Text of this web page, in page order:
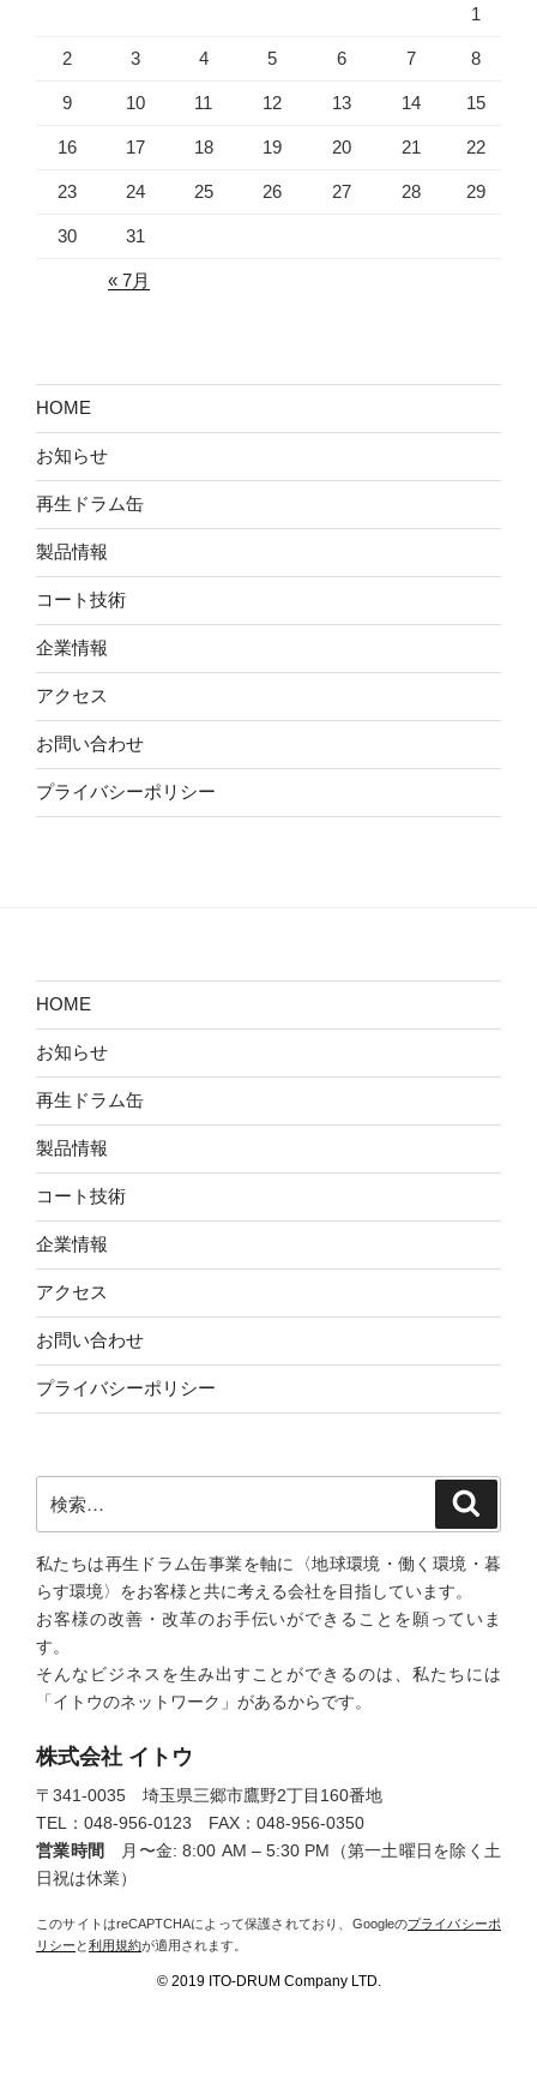
1
2 3 4 5 6 7 8
9 10 11 12 13 14 15
16 17 18 19 20 21 22
23 24 25 26 27 28 29
30 31
« 7月
HOME
お知らせ
再生ドラム缶
製品情報
コート技術
企業情報
アクセス
お問い合わせ
プライバシーポリシー
HOME
お知らせ
再生ドラム缶
製品情報
コート技術
企業情報
アクセス
お問い合わせ
プライバシーポリシー
索:
私たちは再生ドラム缶事業を軸に〈地球環境・働く環境・暮
らす環境〉をお客様と共に考える会社を目指しています。
お客様の改善・改革のお手伝いができることを願っていま
す。
そんなビジネスを生み出すことができるのは、私たちには
「イトウのネットワーク」があるからです。
株式会社 イトウ
〒341-0035 埼玉県三郷市鷹野2丁目160番地
TEL：048-956-0123 FAX：048-956-0350
営業時間
月〜金: 8:00 AM – 5:30 PM（第一土曜日を除く土
日祝は休業）
このサイトはreCAPTCHAによって保護されており、Googleのプライバシーポ
リシー と利用規約が適用されます。
©︎ 2019 ITO-DRUM Company LTD.